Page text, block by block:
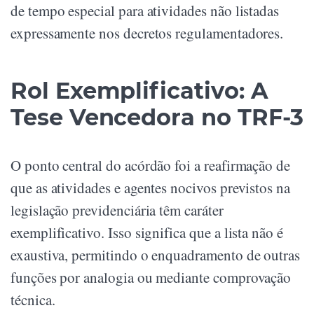
de tempo especial para atividades não listadas
expressamente nos decretos regulamentadores.
Rol Exemplificativo: A
Tese Vencedora no TRF-3
O ponto central do acórdão foi a reafirmação de
que as atividades e agentes nocivos previstos na
legislação previdenciária têm caráter
exemplificativo. Isso significa que a lista não é
exaustiva, permitindo o enquadramento de outras
funções por analogia ou mediante comprovação
técnica.